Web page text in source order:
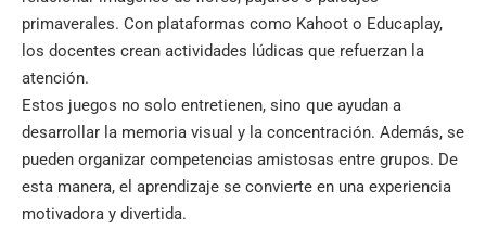
primaverales. Con plataformas como Kahoot o Educaplay,
los docentes crean actividades lúdicas que refuerzan la
atención.
Estos juegos no solo entretienen, sino que ayudan a
desarrollar la memoria visual y la concentración. Además, se
pueden organizar competencias amistosas entre grupos. De
esta manera, el aprendizaje se convierte en una experiencia
motivadora y divertida.